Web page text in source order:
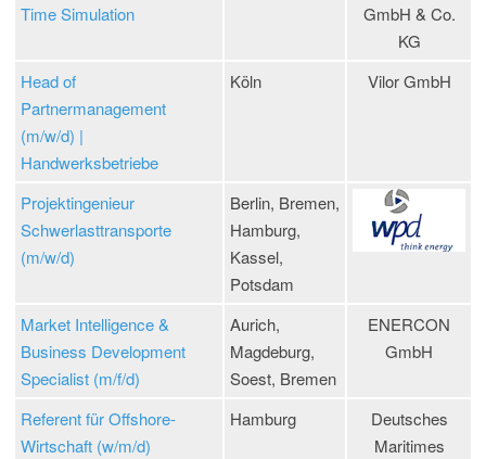
Time Simulation
GmbH & Co.
KG
Head of
Partnermanagement
(m/w/d) |
Handwerksbetriebe
Köln Vilor GmbH
Projektingenieur
Schwerlasttransporte
(m/w/d)
Berlin, Bremen,
Hamburg,
Kassel,
Potsdam
Market Intelligence &
Business Development
Specialist (m/f/d)
Aurich,
Magdeburg,
Soest, Bremen
ENERCON
GmbH
Referent für Offshore-
Wirtschaft (w/m/d)
Hamburg
Deutsches
Maritimes